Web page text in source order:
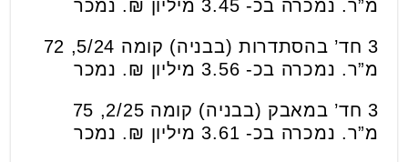
מ”ר. נמכרה בכ- 3.45 מיליון ₪. נמכר
3 חד’ בהסתדרות (בבניה) קומה 5/24, 72
מ”ר. נמכרה בכ- 3.56 מיליון ₪. נמכר
3 חד’ במאבק (בבניה) קומה 2/25, 75
מ”ר. נמכרה בכ- 3.61 מיליון ₪. נמכר